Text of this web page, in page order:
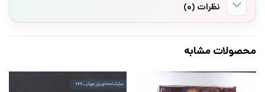
نظرات (0)
محصولات مشابه